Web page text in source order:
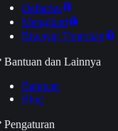
Daftarku
Mengikuti
Riwayat Tontonan
Bantuan dan Lainnya
Bantuan
Blog
Pengaturan